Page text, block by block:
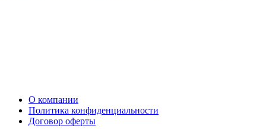
О компании
Политика конфиденциальности
Договор оферты